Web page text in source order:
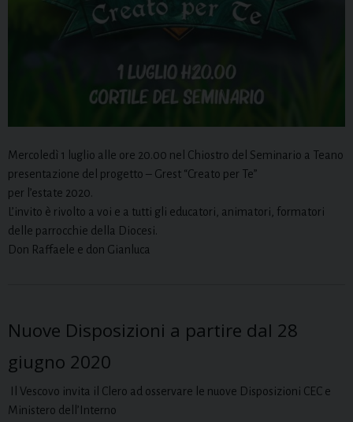
Mercoledì 1 luglio alle ore 20.00 nel Chiostro del Seminario a Teano
presentazione del progetto – Grest “Creato per Te”
per l’estate 2020.
L’invito è rivolto a voi e a tutti gli educatori, animatori, formatori
delle parrocchie della Diocesi.
Don Raffaele e don Gianluca
Nuove Disposizioni a partire dal 28
giugno 2020
Il Vescovo invita il Clero ad osservare le nuove Disposizioni CEC e
Ministero dell’Interno